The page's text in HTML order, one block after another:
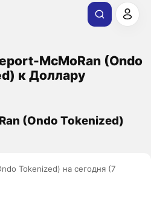
McMoRan (Ondo
к Доллару
(Ondo Tokenized)
Tokenized) на сегодня (7